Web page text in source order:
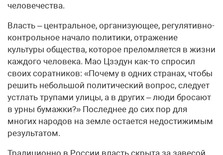
человечества.
Власть – центральное, организующее, регулятивно-
контрольное начало политики, отражение
культуры общества, которое преломляется в жизни
каждого человека. Мао Цзэдун как-то спросил
своих соратников: «Почему в одних странах, чтобы
решить небольшой политический вопрос, следует
устлать трупами улицы, а в других – люди бросают
в урны бумажки?» Последнее до сих пор для
многих народов на земле остается недостижимым
результатом.
Традиционно в России власть скрыта за завесой